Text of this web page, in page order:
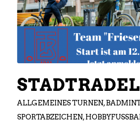
ALLGEMEINES TURNEN,
SPORTABZEICHEN,